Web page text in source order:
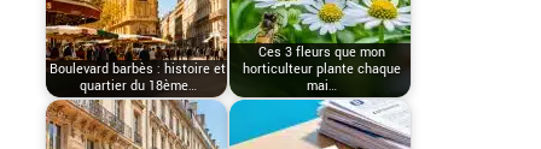
Boulevard barbès : histoire et
quartier du 18ème…
Ces 3 fleurs que mon
horticulteur plante chaque
mai…